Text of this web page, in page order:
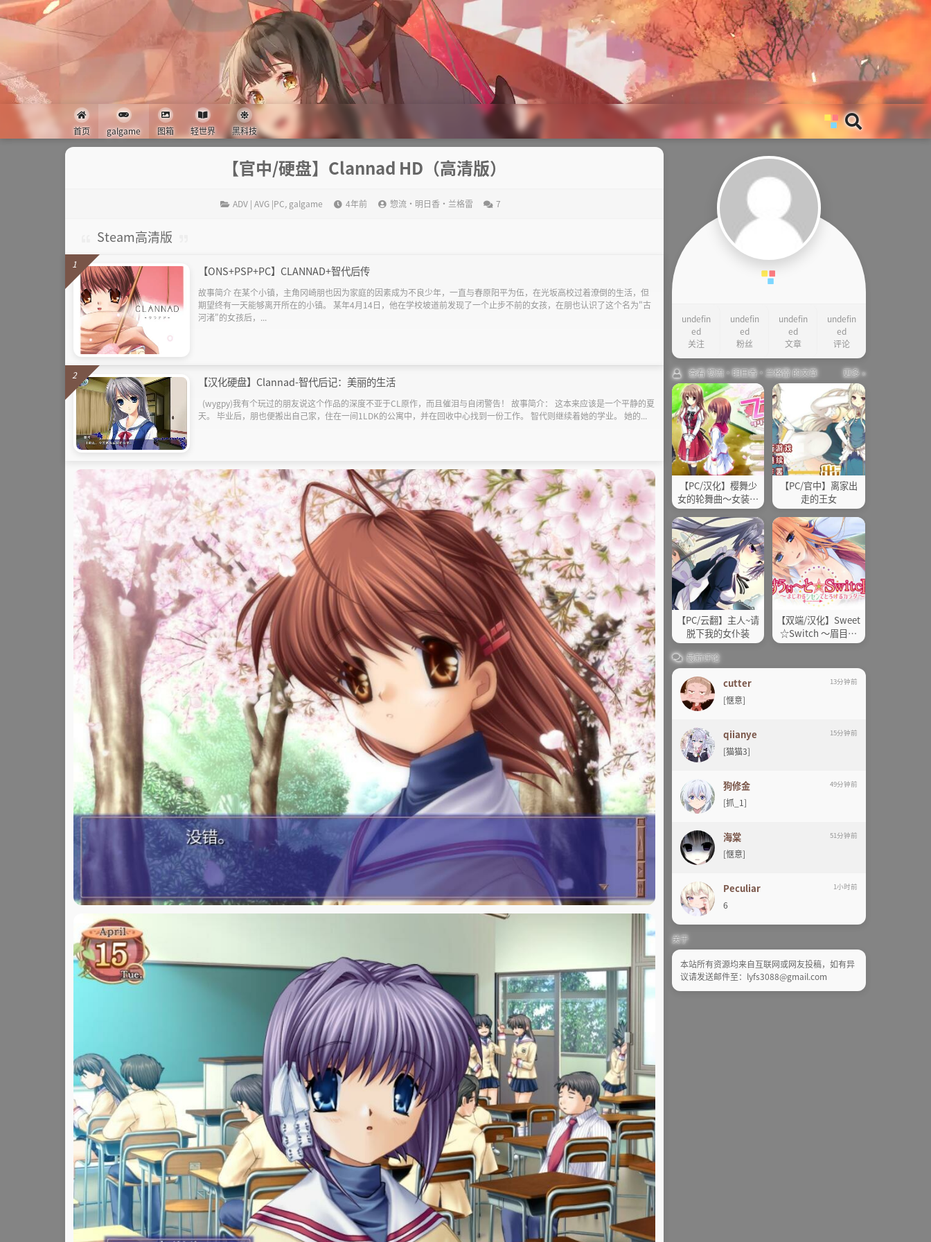
首页 galgame 图箱 轻世界 黑科技
【官中/硬盘】Clannad HD（高清版）
ADV | AVG |PC, galgame 4年前 惣流·明日香·兰格雷 7
Steam高清版
【ONS+PSP+PC】CLANNAD+智代后传
故事简介 在某个小镇，主角冈崎朋也因为家庭的因素成为不良少年，一直与春原阳平为伍，在光坂高校过着潦倒的生活，但
期望终有一天能够离开所在的小镇。 某年4月14日，他在学校坡道前发现了一个止步不前的女孩，在朋也认识了这个名为"古
河渚"的女孩后，...
1
【汉化硬盘】Clannad-智代后记：美丽的生活
(wygpy)我有个玩过的朋友说这个作品的深度不亚于CL原作，而且催泪与自闭警告！ 故事简介： 这本来应该是一个平静的夏
天。 毕业后，朋也便搬出自己家，住在一间1LDK的公寓中，并在回收中心找到一份工作。 智代则继续着她的学业。 她的...
2
undefin
ed
关注
undefin
ed
粉丝
undefin
ed
文章
undefin
ed
评论
查看 惣流·明日香·兰格雷 的文章 更多 »
【PC/汉化】樱舞少
女的轮舞曲～女装主
人公们的受难记+少
女缔结的月之光辉 特
典
【PC/官中】离家出
走的王女
【PC/云翻】主人~请
脱下我的女仆装
【双端/汉化】Sweet
☆Switch ～眉目传
情～
最新评论
cutter 13分钟前
[惬意]
qiianye 15分钟前
[猫猫3]
狗修金 49分钟前
[抓_1]
海棠 51分钟前
[惬意]
Peculiar 1小时前
6
关于
本站所有资源均来自互联网或网友投稿，如有异
议请发送邮件至：lyfs3088@gmail.com